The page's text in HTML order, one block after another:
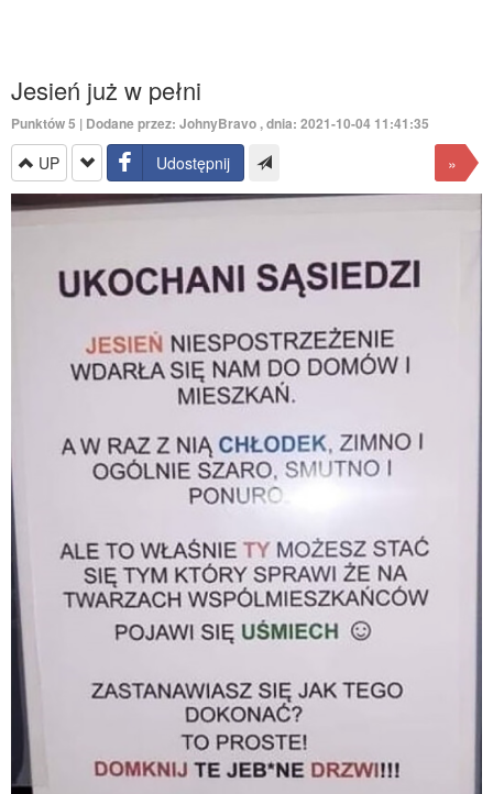
Jesień już w pełni
Punktów5 | Dodane przez: JohnyBravo, dnia: 2021-10-04 11:41:35
UP Udostępnij »